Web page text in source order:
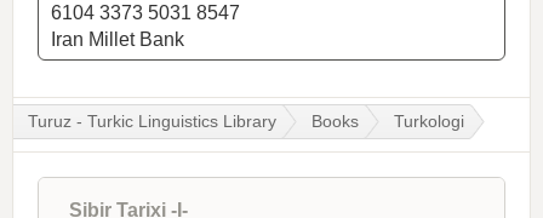
6104 3373 5031 8547
Iran Millet Bank
Turuz - Turkic Linguistics Library Books Turkologi
Sibir Tarixi -I-